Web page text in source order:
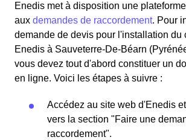
Enedis met à disposition une
aux demandes de raccordement. Pour
demande de devis pour l'installation du
Enedis à Sauveterre-De-Béarn
vous devez tout d'abord constituer un
en ligne. Voici les étapes à suivre :
Accédez au site web d'Enedis
vers la section "Faire une
raccordement".